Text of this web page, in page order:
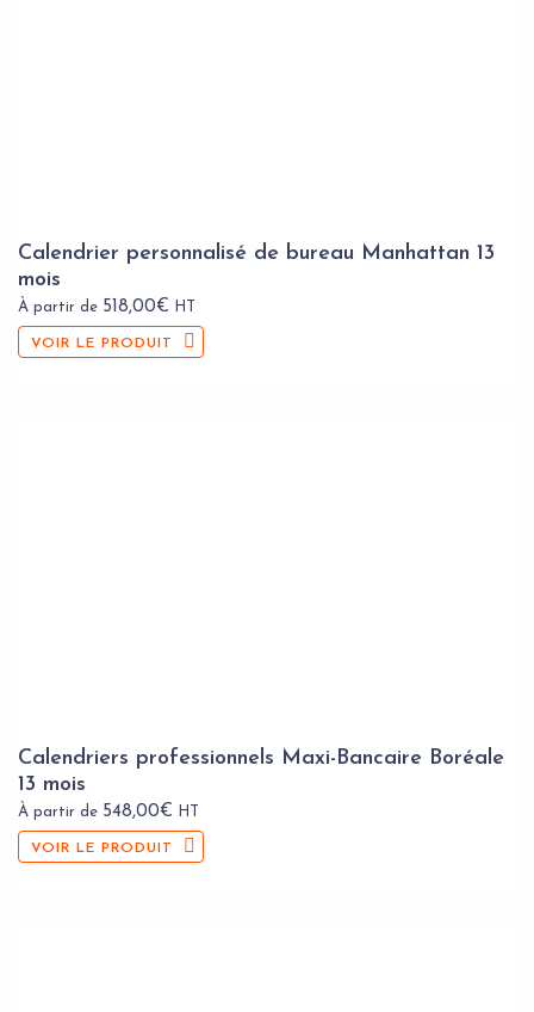
Calendrier personnalisé de bureau Manhattan 13
mois
À partir de 518,00€ HT
VOIR LE PRODUIT
Calendriers professionnels Maxi-Bancaire Boréale
13 mois
À partir de 548,00€ HT
VOIR LE PRODUIT